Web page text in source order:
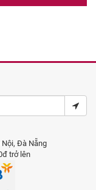
Nội, Đà Nẵng
trở lên